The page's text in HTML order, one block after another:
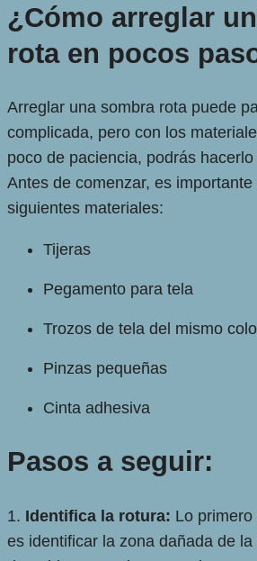
¿Cómo arreglar
rota en pocos
Arreglar una sombra rota puede
complicada, pero con los
poco de paciencia, podrás
Antes de comenzar, es
siguientes materiales:
Tijeras
Pegamento para tela
Trozos de tela del mismo
Pinzas pequeñas
Cinta adhesiva
Pasos a seguir:
1. Identifica la rotura: Lo
es identificar la zona dañada de